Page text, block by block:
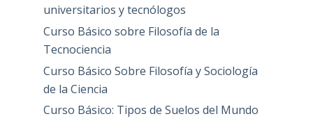
universitarios y tecnólogos
Curso Básico sobre Filosofía de la
Tecnociencia
Curso Básico Sobre Filosofía y Sociología
de la Ciencia
Curso Básico: Tipos de Suelos del Mundo